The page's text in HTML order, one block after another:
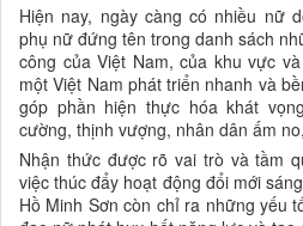
Hiện nay, ngày càng có nhiều nữ
phụ nữ đứng tên trong danh sách
công của Việt Nam, của khu vực
một Việt Nam phát triển nhanh và
góp phần hiện thực hóa khát
cường, thịnh vượng, nhân dân ấm
Nhận thức được rõ vai trò và tầm
việc thúc đẩy hoạt động đổi mới
Hồ Minh Sơn còn chỉ ra những yếu